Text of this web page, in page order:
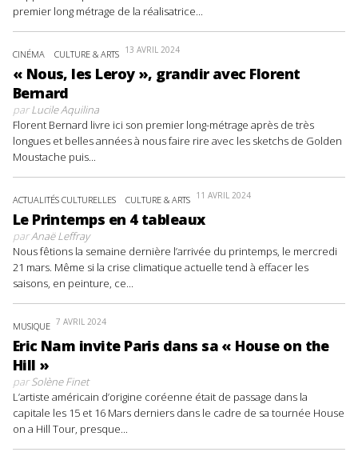
premier long métrage de la réalisatrice...
CINÉMA CULTURE & ARTS 13 AVRIL 2024
« Nous, les Leroy », grandir avec Florent
Bernard
parLucile Aquilina
Florent Bernard livre ici son premier long-métrage après de très
longues et belles années à nous faire rire avec les sketchs de Golden
Moustache puis...
ACTUALITÉS CULTURELLES CULTURE & ARTS 11 AVRIL 2024
Le Printemps en 4 tableaux
parAnaë Leffray
Nous fêtions la semaine dernière l’arrivée du printemps, le mercredi
21 mars. Même si la crise climatique actuelle tend à effacer les
saisons, en peinture, ce...
MUSIQUE 7 AVRIL 2024
Eric Nam invite Paris dans sa « House on the
Hill »
parSolène Finet
L’artiste américain d’origine coréenne était de passage dans la
capitale les 15 et 16 Mars derniers dans le cadre de sa tournée House
on a Hill Tour, presque...